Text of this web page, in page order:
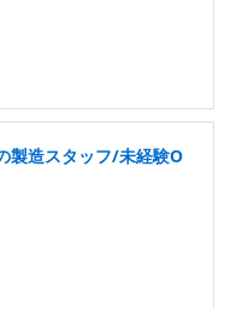
製造スタッフ/未経験O